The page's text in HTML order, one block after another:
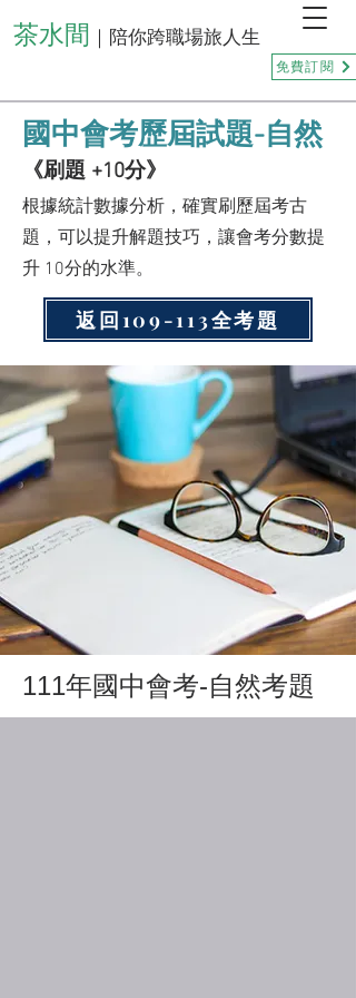
茶水間 ｜陪你跨職場旅人生
免費訂閱
國中會考歷屆試題-自然
《刷題 +10分》
根據統計數據分析，確實刷歷屆考古
題，可以提升解題技巧，讓會考分數提
升 10分的水準。
返回109-113全考題
111年國中會考-自然考題